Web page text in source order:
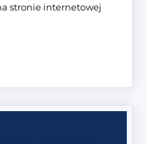
stronie internetowej